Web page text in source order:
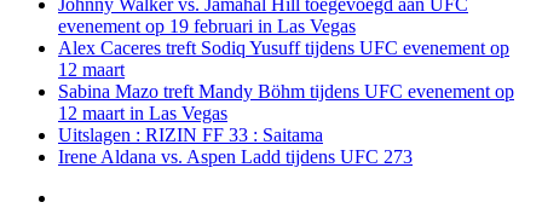
Johnny Walker vs. Jamahal Hill toegevoegd aan UFC
evenement op 19 februari in Las Vegas
Alex Caceres treft Sodiq Yusuff tijdens UFC evenement op
12 maart
Sabina Mazo treft Mandy Böhm tijdens UFC evenement op
12 maart in Las Vegas
Uitslagen : RIZIN FF 33 : Saitama
Irene Aldana vs. Aspen Ladd tijdens UFC 273